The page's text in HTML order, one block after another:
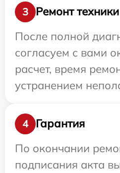
3
Ремонт техники
После полной
согласуем с вами
расчет, время
устранением
4
Гарантия
По окончании
подписания акта